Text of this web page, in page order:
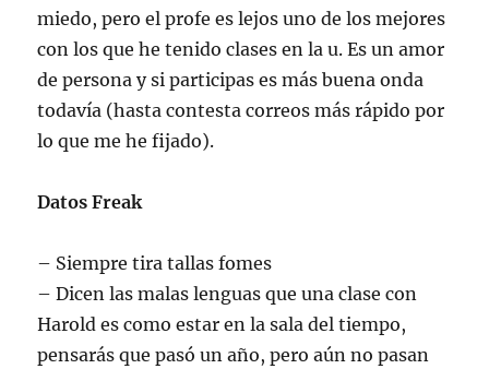
miedo, pero el profe es lejos uno de los mejores
con los que he tenido clases en la u. Es un amor
de persona y si participas es más buena onda
todavía (hasta contesta correos más rápido por
lo que me he fijado).
Datos Freak
– Siempre tira tallas fomes
– Dicen las malas lenguas que una clase con
Harold es como estar en la sala del tiempo,
pensarás que pasó un año, pero aún no pasan